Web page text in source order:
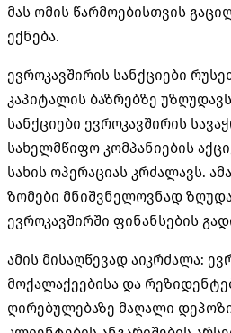
მას ომის წარმოებისთვის
ექნება.
ევროკავშირის სანქციები
კაპიტალის ბაზრებზე
სანქციები ევროკავშირის
სახელმწიფო კომპანიების
სახის ოპერაციას კრძალავს.
ზომები მნიშვნელოვნად
ევროკავშირში ფინანსების
ამის მისაღწევად აიკრძალა:
მოქალაქეებისა და
ღირებულებაზე მაღალი